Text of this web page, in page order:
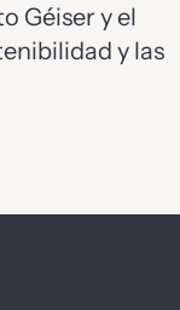
Géiser y el
y las